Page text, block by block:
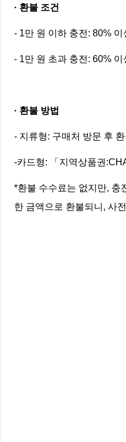
· 환불 조건
- 1만 원 이하 충전: 80%
- 1만 원 초과 충전: 60%
· 환불 방법
- 지류형: 구매처 방문 후
-카드형: 「지역상품권
*환불 수수료는 없지만, 충
한 금액으로 환불되니, 사